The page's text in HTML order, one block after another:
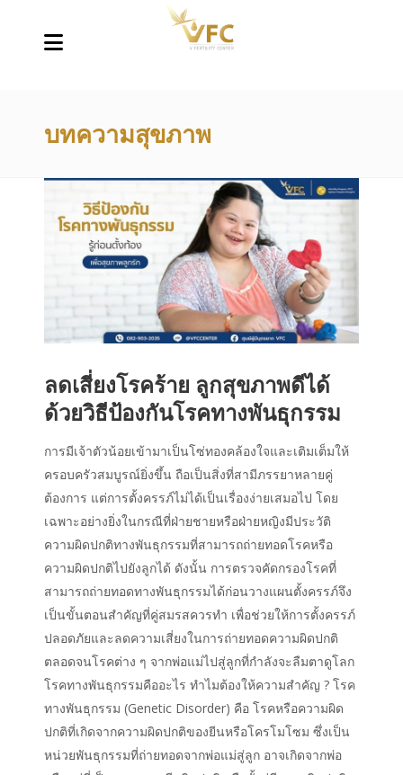
บทความสุขภาพ
ลดเสี่ยงโรคร้าย ลูกสุขภาพดีได้
ด้วยวิธีป้องกันโรคทางพันธุกรรม
การมีเจ้าตัวน้อยเข้ามาเป็นโซ่ทองคล้องใจและเติมเต็มให้
ครอบครัวสมบูรณ์ยิ่งขึ้น ถือเป็นสิ่งที่สามีภรรยาหลายคู่
ต้องการ แต่การตั้งครรภ์ไม่ได้เป็นเรื่องง่ายเสมอไป โดย
เฉพาะอย่างยิ่งในกรณีที่ฝ่ายชายหรือฝ่ายหญิงมีประวัติ
ความผิดปกติทางพันธุกรรมที่สามารถถ่ายทอดโรคหรือ
ความผิดปกติไปยังลูกได้ ดังนั้น การตรวจคัดกรองโรคที่
สามารถถ่ายทอดทางพันธุกรรมได้ก่อนวางแผนตั้งครรภ์จึง
เป็นขั้นตอนสำคัญที่คู่สมรสควรทำ เพื่อช่วยให้การตั้งครรภ์
ปลอดภัยและลดความเสี่ยงในการถ่ายทอดความผิดปกติ
ตลอดจนโรคต่าง ๆ จากพ่อแม่ไปสู่ลูกที่กำลังจะลืมตาดูโลก
โรคทางพันธุกรรมคืออะไร ทำไมต้องให้ความสำคัญ ? โรค
ทางพันธุกรรม (Genetic Disorder) คือ โรคหรือความผิด
ปกติที่เกิดจากความผิดปกติของยีนหรือโครโมโซม ซึ่งเป็น
หน่วยพันธุกรรมที่ถ่ายทอดจากพ่อแม่สู่ลูก อาจเกิดจากพ่อ